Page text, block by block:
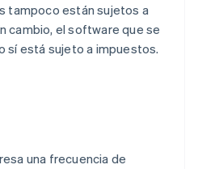
tampoco están sujetos a
cambio, el software que se
sí está sujeto a impuestos.
una frecuencia de